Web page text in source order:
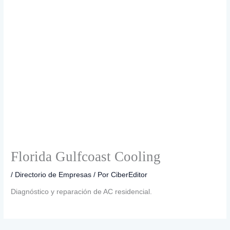
Florida Gulfcoast Cooling
/ Directorio de Empresas / PorCiberEditor
Diagnóstico y reparación de AC residencial.